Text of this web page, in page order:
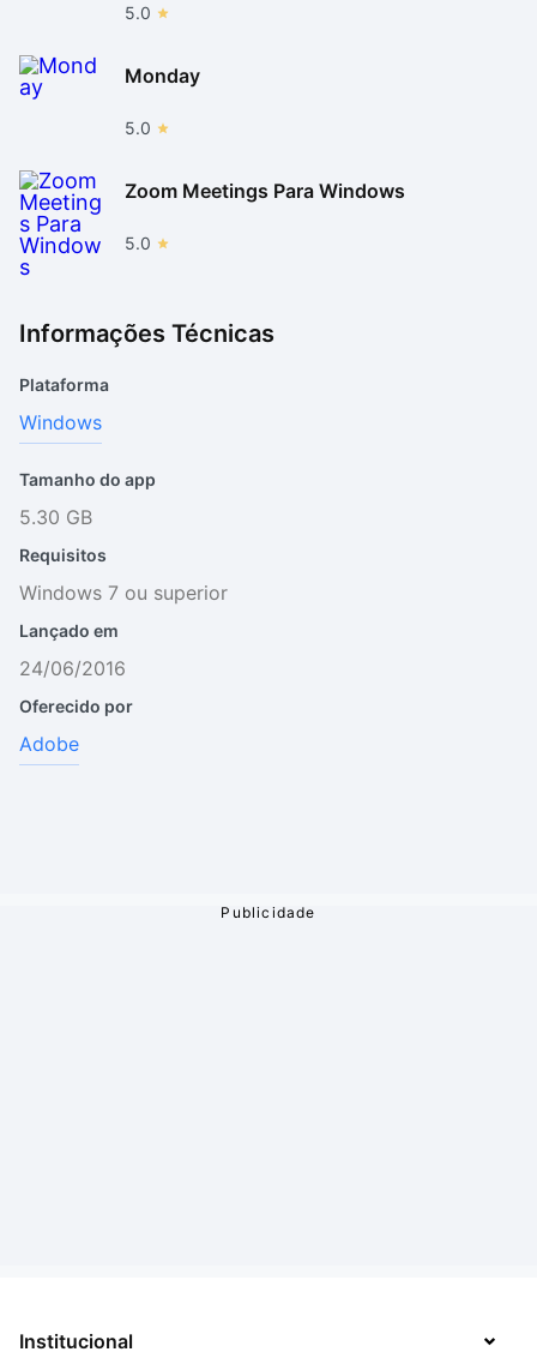
5.0
Monday
5.0
Zoom Meetings Para Windows
5.0
Informações Técnicas
Plataforma
Windows
Tamanho do app
5.30 GB
Requisitos
Windows 7 ou superior
Lançado em
24/06/2016
Oferecido por
Adobe
Institucional